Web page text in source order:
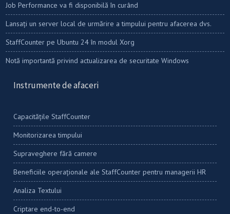
Job Performance va fi disponibilă în curând
Lansați un server local de urmărire a timpului pentru afacerea dvs.
StaffCounter pe Ubuntu 24 în modul Xorg
Notă importantă privind actualizarea de securitate Windows
Instrumente de afaceri
Capacitățile StaffCounter
Monitorizarea timpului
Supraveghere fără camere
Beneficiile operaționale ale StaffCounter pentru managerii HR
Analiza Textului
Criptare end-to-end